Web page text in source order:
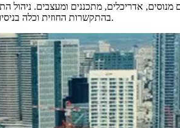
אדריכלים, מתכננים ומעצבים.
בהתקשרות החוזית וכלה בניסיון העשיר של החברה בקידום יעיל של הליכי רישוי מול גורמי הרישוי והרשויות המעורבות בתהליך.